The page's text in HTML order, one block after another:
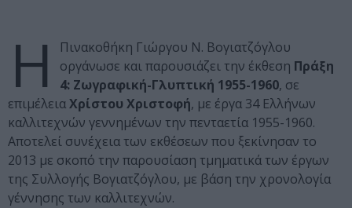
Η
Πινακοθήκη Γιώργου Ν. Βογιατζόγλου
οργάνωσε και παρουσιάζει την έκθεση Πράξη
4: Ζωγραφική-Γλυπτική 1955-1960, σε
επιμέλειαΧρίστου Χριστοφή, με έργα 34 Ελλήνων
καλλιτεχνών γεννημένων την πενταετία 1955-1960.
Αποτελεί συνέχεια των εκθέσεων που ξεκίνησαν το
2013 με σκοπό την παρουσίαση τμηματικά των έργων
της Συλλογής Βογιατζόγλου, με βάση την χρονολογία
γέννησης των καλλιτεχνών.